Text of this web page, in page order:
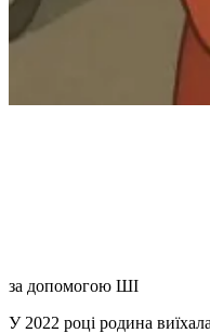
за допомогою ШІ
У 2022 році родина